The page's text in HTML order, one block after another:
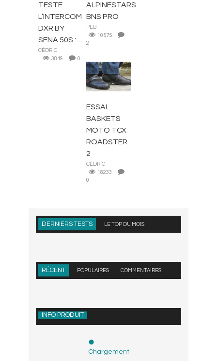
TESTE
L’INTERCOM
DXR BY
SENA 50S : ...
CÉDRIC
3849
0
ALPINESTARS
BNS PRO
PEB
10575
2
BOTTES ET
CHAUSSURES
ESSAI
BASKETS
MOTO TCX
ROADSTER
2
CÉDRIC
18233
0
DERNIERS TESTS LE TOP DU MOIS
RÉCENT POPULAIRES COMMENTAIRES
INFO PRODUIT
Chargement